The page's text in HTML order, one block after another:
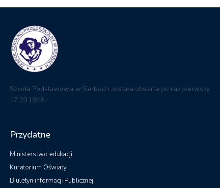
Przydatne
Ministerstwo edukacji
Kuratorium Oświaty
Biuletyn informacji Publicznej
Dziennik elektroniczny
Kontakt
Telefon: +48 (76) 833 13 13